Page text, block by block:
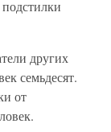
других
семьдесят.
от